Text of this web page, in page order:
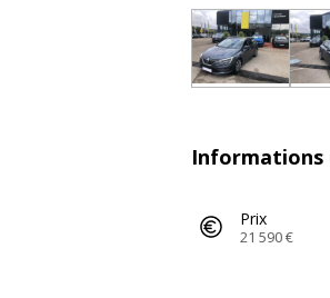
Informations
Prix
21 590 €